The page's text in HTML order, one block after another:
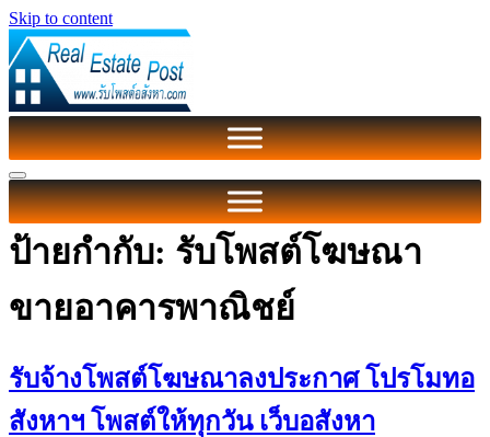
Skip to content
ป้ายกำกับ: รับโพสต์โฆษณา
ขายอาคารพาณิชย์
รับจ้างโพสต์โฆษณาลงประกาศ โปรโมทอ
สังหาฯ โพสต์ให้ทุกวัน เว็บอสังหา